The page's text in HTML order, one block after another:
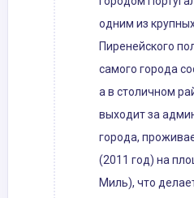
одним из
Пиренейского
самого города
а в столичном
выходит за
города,
(2011 год) на
Миль), что